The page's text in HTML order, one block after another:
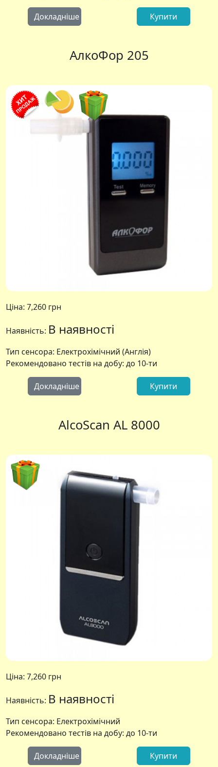
Докладніше Купити
АлкоФор 205
Ціна: 7,260 грн
Наявність: В наявності
Тип сенсора: Електрохімічний (Англія)
Рекомендовано тестів на добу: до 10-ти
Докладніше Купити
AlcoScan AL 8000
Ціна: 7,260 грн
Наявність: В наявності
Тип сенсора: Електрохімічний
Рекомендовано тестів на добу: до 10-ти
Докладніше Купити